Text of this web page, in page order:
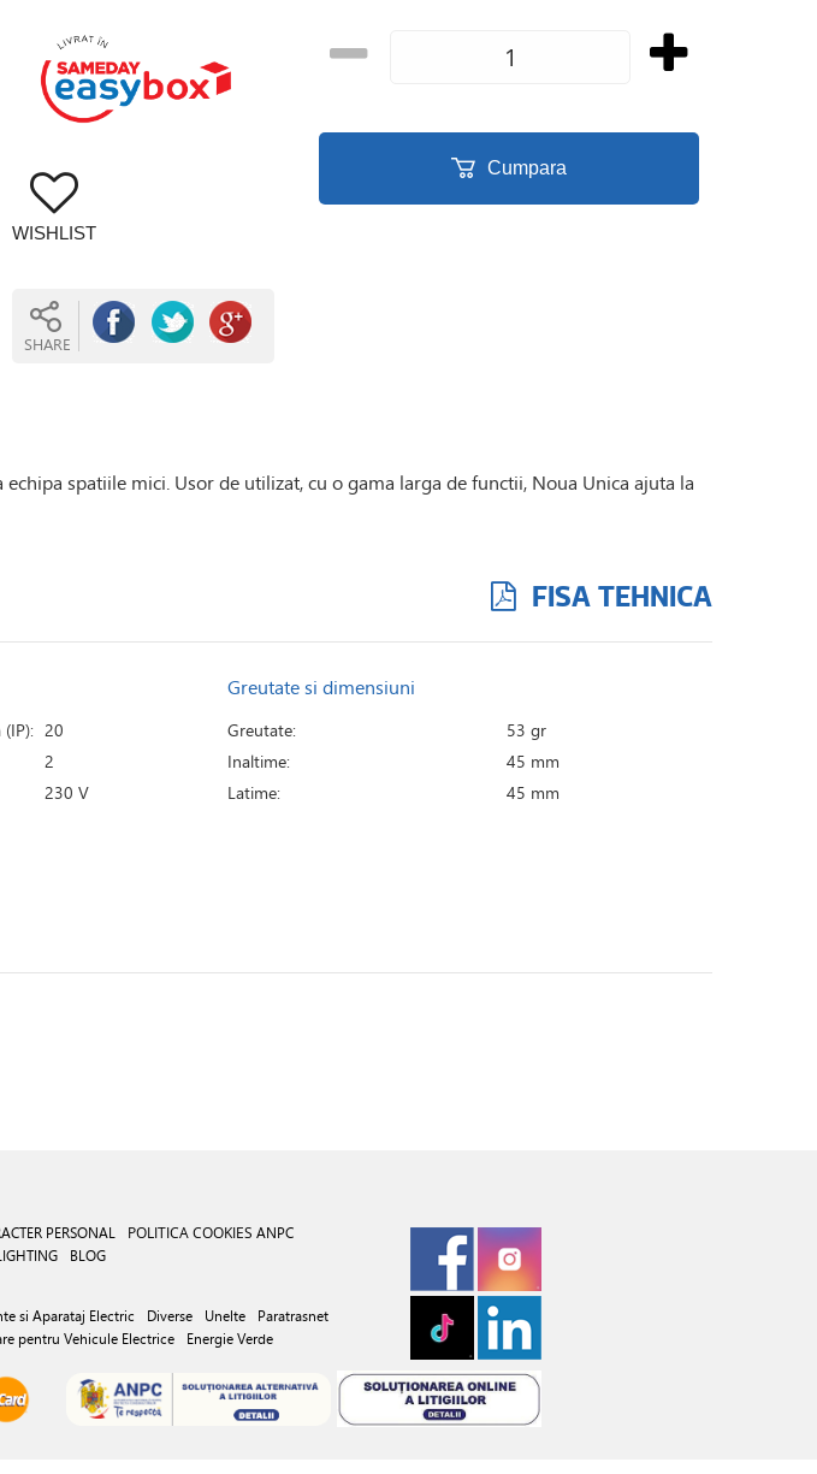
WISHLIST
SHARE
Cumpara
spatiile mici. Usor de utilizat, cu o gama larga de functii, Noua Unica ajuta la
FISA TEHNICA
20
2
230 V
Greutate si dimensiuni
Greutate:
53 gr
Inaltime:
45 mm
Latime:
45 mm
PERSONAL POLITICA COOKIES ANPC
BLOG
si Aparataj Electric Diverse Unelte
Paratrasnet
pentru Vehicule Electrice Energie Verde